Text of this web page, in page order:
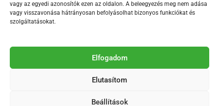
vagy az egyedi azonosítók ezen az oldalon. A beleegyezés meg nem adása
vagy visszavonása hátrányosan befolyásolhat bizonyos funkciókat és
szolgáltatásokat.
Elfogadom
Elutasítom
Beállítások
e
b
o
-
t
u
e
s
t
Az Érd Média médiaszolgáltatási tevékenységét a
Médiatanács a Magyar Média Mecenatúra program